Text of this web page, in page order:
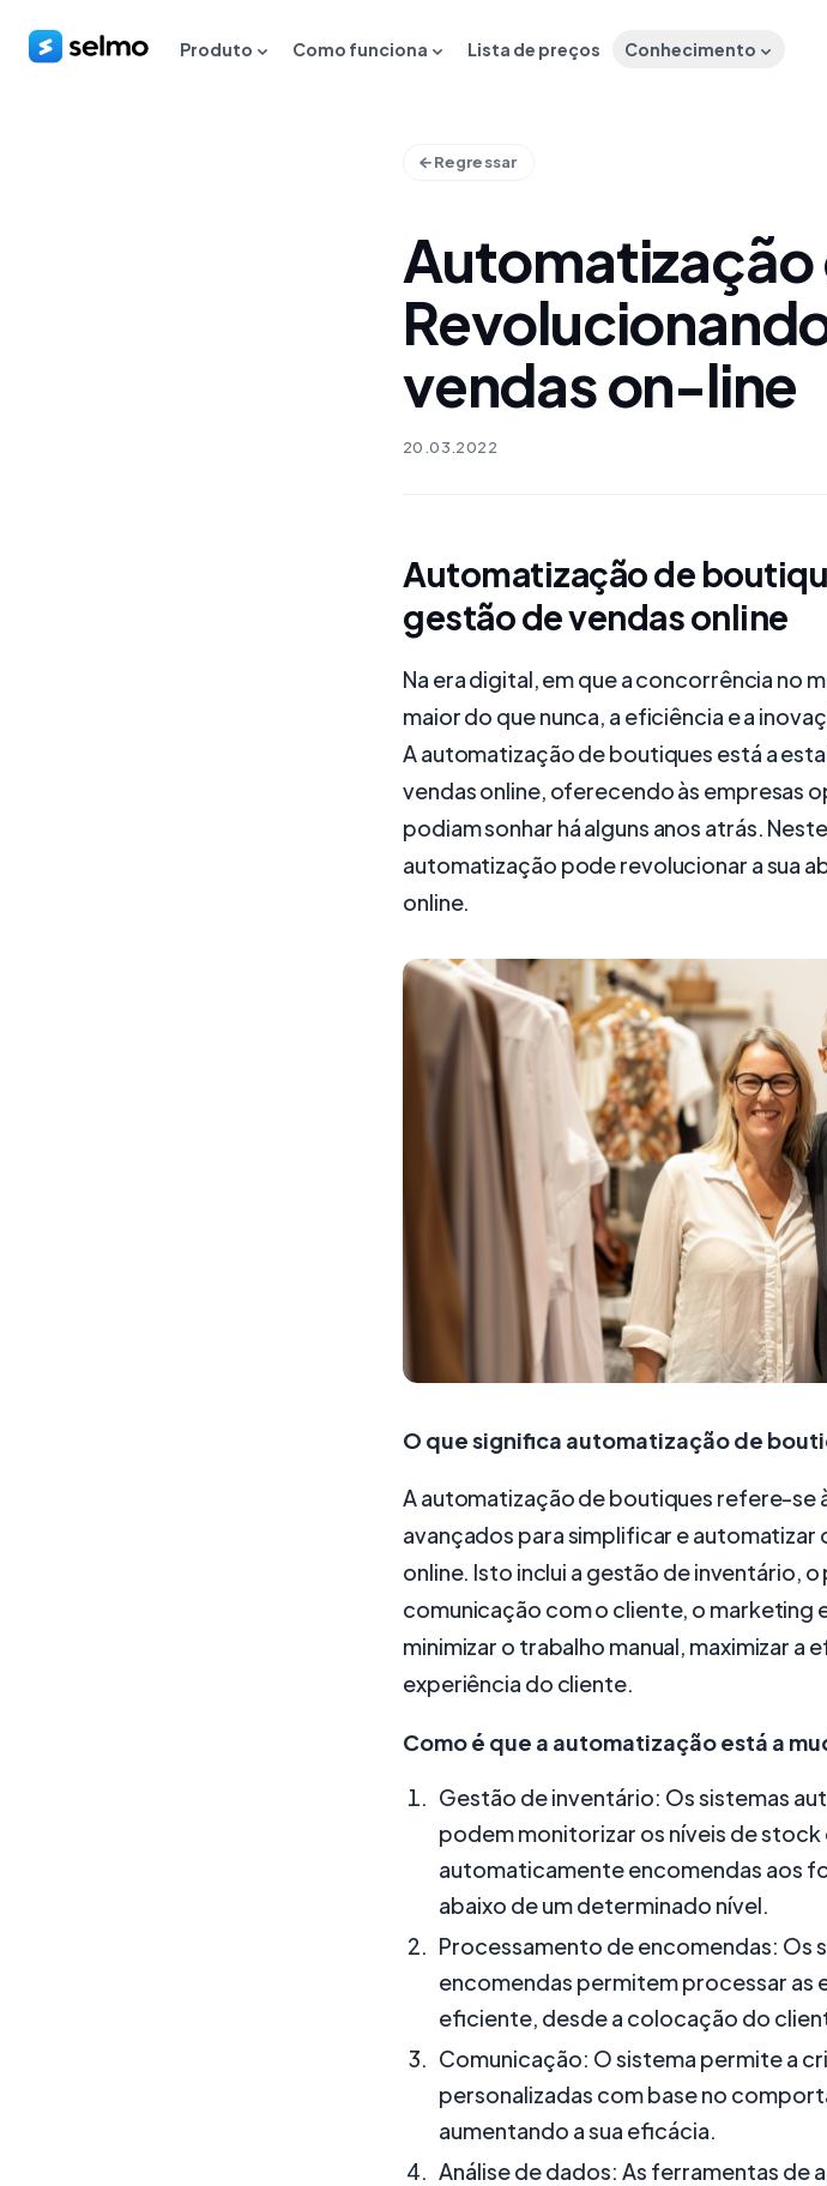
Produto Como funciona Lista de preços Conhecimento
Regressar
vendas on-line
20.03.2022
Automatização de
gestão de vendas online
Na era digital, em que a concorrência no
maior do que nunca, a eficiência e a
A automatização de boutiques está a
vendas online, oferecendo às empresas
podiam sonhar há alguns anos atrás.
automatização pode revolucionar a sua
online.
O que significa automatização de
A automatização de boutiques refere-
avançados para simplificar e automatizar
online. Isto inclui a gestão de inventário,
comunicação com o cliente, o marketing
minimizar o trabalho manual, maximizar a
experiência do cliente.
Como é que a automatização está a
Gestão de inventário: Os sistemas
podem monitorizar os níveis de
automaticamente encomendas aos
abaixo de um determinado nível.
Processamento de encomendas: Os
encomendas permitem processar as
eficiente, desde a colocação do
Comunicação: O sistema permite a
personalizadas com base no
aumentando a sua eficácia.
Análise de dados: As ferramentas de